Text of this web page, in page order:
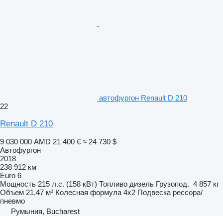
автофургон Renault D 210
22
Renault D 210
9 030 000 AMD 21 400 € ≈ 24 730 $
Автофургон
2018
238 912 км
Euro 6
Мощность 215 л.с. (158 кВт) Топливо дизель Грузопод. 4 857 кг
Объем 21,47 м³ Колесная формула 4x2 Подвеска рессора/
пневмо
Румыния, Bucharest